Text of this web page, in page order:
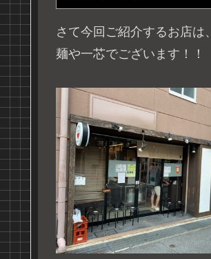
さて今回ご紹介するお店は、
麺や一芯でございます！！